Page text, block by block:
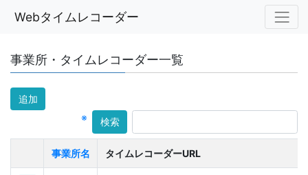
Webタイムレコーダー
事業所・タイムレコーダー一覧
追加
※
検索
事業所名 タイムレコーダーURL